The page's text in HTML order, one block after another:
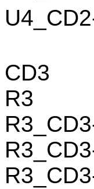
CD3
R3